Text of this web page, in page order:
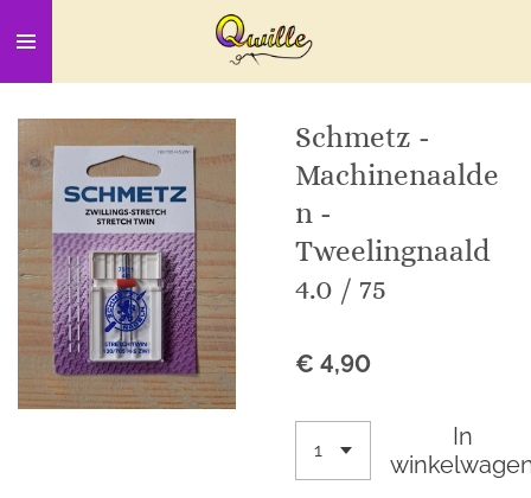
direct
naar
de
hoofdinhoud
Schmetz -
Machinenaalde
n -
Tweelingnaald
4.0 / 75
€ 4,90
In